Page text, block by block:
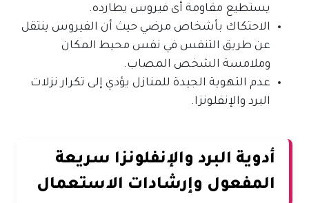
يستطيع مقاومة أى فيروس يطارده.
الاحتكاك بأشخاص مرضي حيث أن الفيروس ينتقل
عن طريق التنفس في نفس محيط المكان
وملامسة الشخص المصاب.
عدم التهوية الجيدة للمنازل يؤدي إلى تكرار نزلات
البرد والإنفلونزا.
أدوية البرد والإنفلونزا سريعة
المفعول وإرشادات الاستعمال